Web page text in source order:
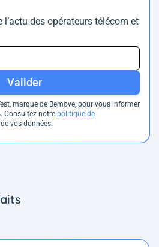
l’actu des opérateurs télécom et
Valider
marque de Bemove, pour vous informer
Consultez notre politique de
vos données.